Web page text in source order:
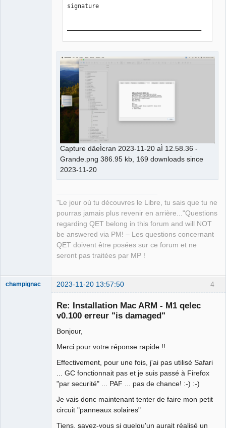
signature
Would you like to upload for Notarize
packages qelectrotech-0.100.0-r7997-
arm64.zip, n/Y?.
y
______________________________________
________________________
Notarize zip tarball:
Conducting pre-submission checks for
qelectrotech-0.100.0-r7997-arm64.zip
and initiating connection to the Apple
Upload progress: 100,00 % (51,6 MB of
51,6 MB)
Successfully uploaded file
aux/mac-osx/qelectrotech-0.100.0-
Waiting for processing to complete.
Current status:
Accepted...........................
Processing complete
  status: Accepted
________________________
The process of creating deployable
application zip is done.
The disque image is in the folder
'build-aux/mac-osx'.
Capture dâeÌcran 2023-11-20 aÌ 12.58.36 -
Grande.png 386.95 kb, 169 downloads since
2023-11-20
"Le jour où tu découvres le Libre, tu sais que tu ne
pourras jamais plus revenir en arrière..."Questions
regarding QET belong in this forum and will NOT
be answered via PM! – Les questions concernant
QET doivent être posées sur ce forum et ne
seront pas traitées par MP !
4
champignac 2023-11-20 13:57:50
Re: Installation Mac ARM - M1 qelec
v0.100 erreur "is damaged"
Bonjour,
Merci pour votre réponse rapide !!
Effectivement, pour une fois, j'ai pas utilisé Safari
... GC fonctionnait pas et je suis passé à Firefox
"par securité" ... PAF ... pas de chance! :-) :-)
Je vais donc maintenant tenter de faire mon petit
circuit "panneaux solaires"
Tiens, savez-vous si quelqu'un aurait réalisé un